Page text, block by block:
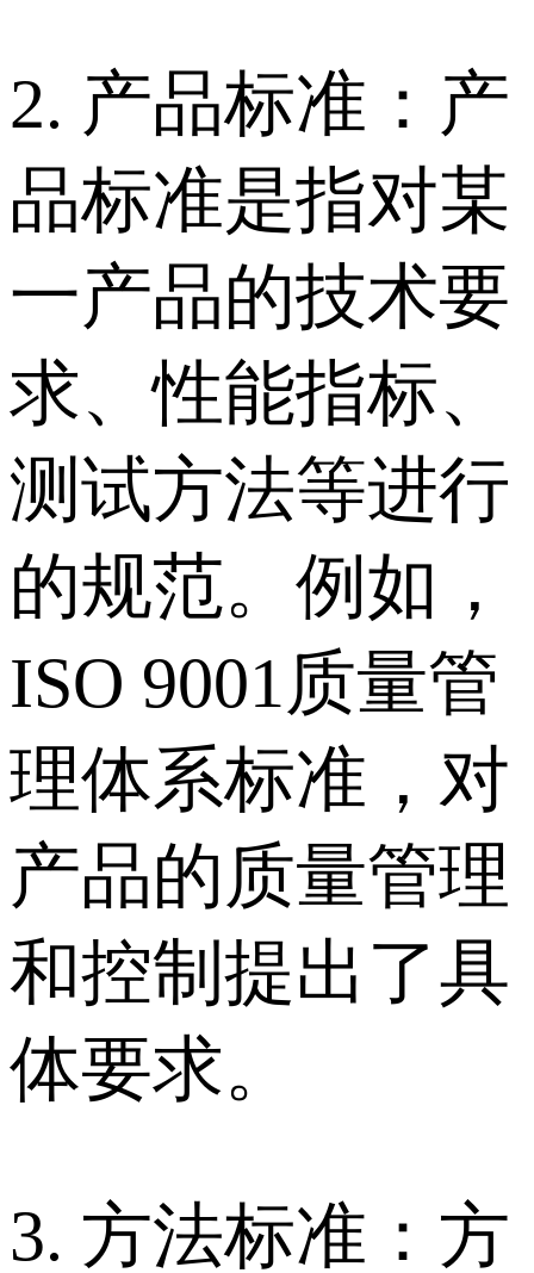
2. 产品标准：产
品标准是指对某
一产品的技术要
求、性能指标、
测试方法等进行
的规范。例如，
ISO 9001质量管
理体系标准，对
产品的质量管理
和控制提出了具
体要求。
3. 方法标准：方